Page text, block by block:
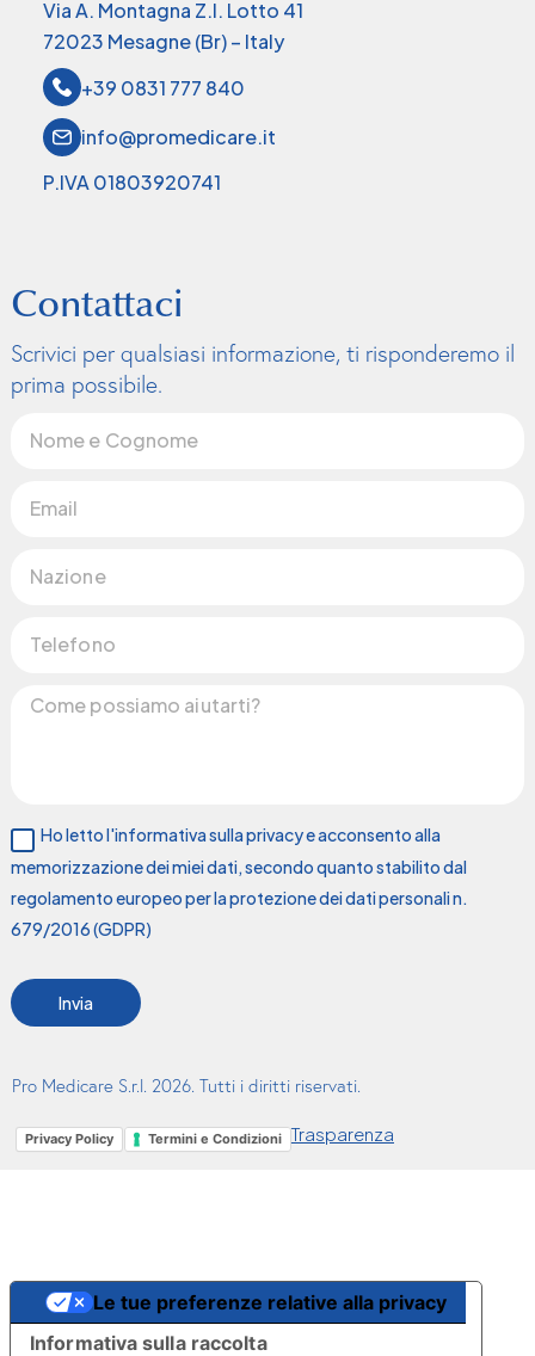
Via A. Montagna Z.I. Lotto 41
72023 Mesagne (Br) – Italy
+39 0831 777 840
info@promedicare.it
P.IVA 01803920741
Contattaci
Scrivici per qualsiasi informazione, ti risponderemo il
prima possibile.
Ho letto l'informativa sulla privacy e acconsento alla
memorizzazione dei miei dati, secondo quanto stabilito dal
regolamento europeo per la protezione dei dati personali n.
679/2016 (GDPR)
Invia
Pro Medicare S.r.l. 2026. Tutti i diritti riservati.
Privacy Policy Termini e Condizioni Trasparenza
Informativa sulla raccolta
Le tue preferenze relative alla privacy